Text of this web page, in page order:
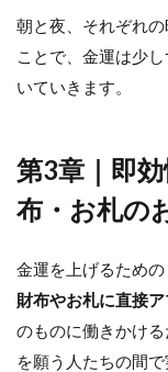
朝と夜、それぞれ
ことで、金運は少
いていきます。
第3章｜即
布・お札の
金運を上げるための
財布やお札に直接
のものに働きかけ
を願う人たちの間で